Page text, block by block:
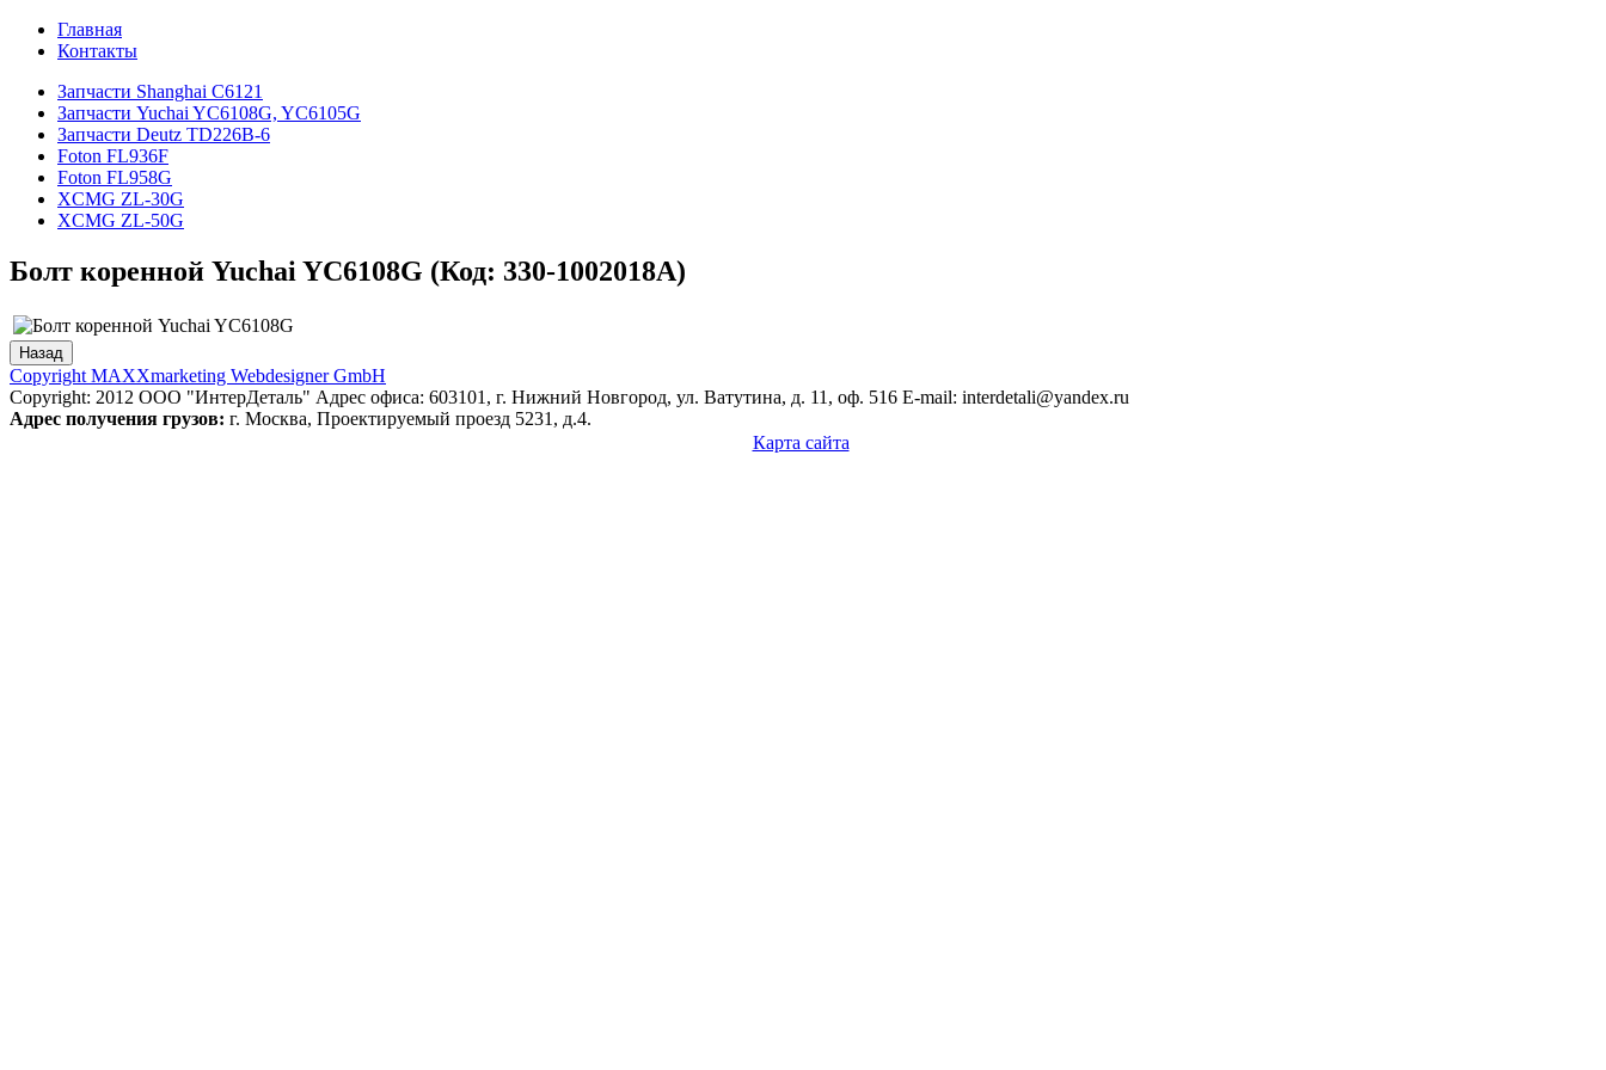
Главная
Контакты
Запчасти Shanghai C6121
Запчасти Yuchai YC6108G, YC6105G
Запчасти Deutz TD226B-6
Foton FL936F
Foton FL958G
XCMG ZL-30G
XCMG ZL-50G
Болт коренной Yuchai YC6108G (Код: 330-1002018A)
Copyright MAXXmarketing Webdesigner GmbH
Copyright: 2012 ООО "ИнтерДеталь" Адрес офиса: 603101, г. Нижний Новгород, ул. Ватутина, д. 11, оф. 516 E-mail: interdetali@yandex.ru
Адрес получения грузов: г. Москва, Проектируемый проезд 5231, д.4.
Карта сайта